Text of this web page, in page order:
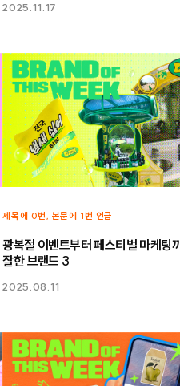
2025.11.17
제목에 0번, 본문에 1번 언급
광복절 이벤트부터 페스티벌 마케팅
잘한 브랜드 3
2025.08.11